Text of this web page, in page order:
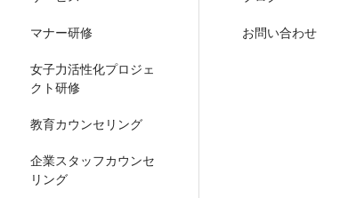
マナー研修
女子力活性化プロジェ
クト研修
教育カウンセリング
企業スタッフカウンセ
リング
お問い合わせ